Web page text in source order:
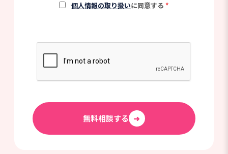
個人情報の取り扱いに同意する *
無料相談する ➜